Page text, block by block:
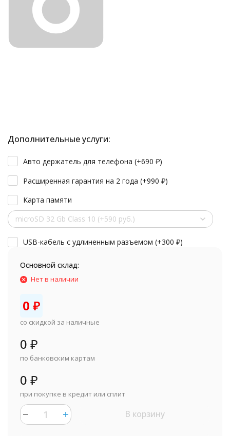
Дополнительные услуги:
Авто держатель для телефона (+690 ₽)
Расширенная гарантия на 2 года (+990 ₽)
Карта памяти
microSD 32 Gb Class 10 (+590 руб.)
USB-кабель с удлиненным разъемом (+300 ₽)
Основной склад:
Нет в наличии
0 ₽
со скидкой за наличные
0 ₽
по банковским картам
0 ₽
при покупке в кредит или сплит
В корзину